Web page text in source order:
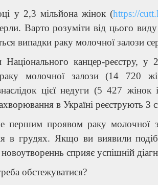
у 2,3 мільйона жінок (https://
Варто розуміти від цього
випадки раку молочної залози
канцер-реєстру, у
раку молочної залози (14 720
цієї недуги (5 427
в Україні реєструють 3
першим проявом раку молочної
в грудях. Якщо ви виявили
сприяє успішній
обстежуватися?